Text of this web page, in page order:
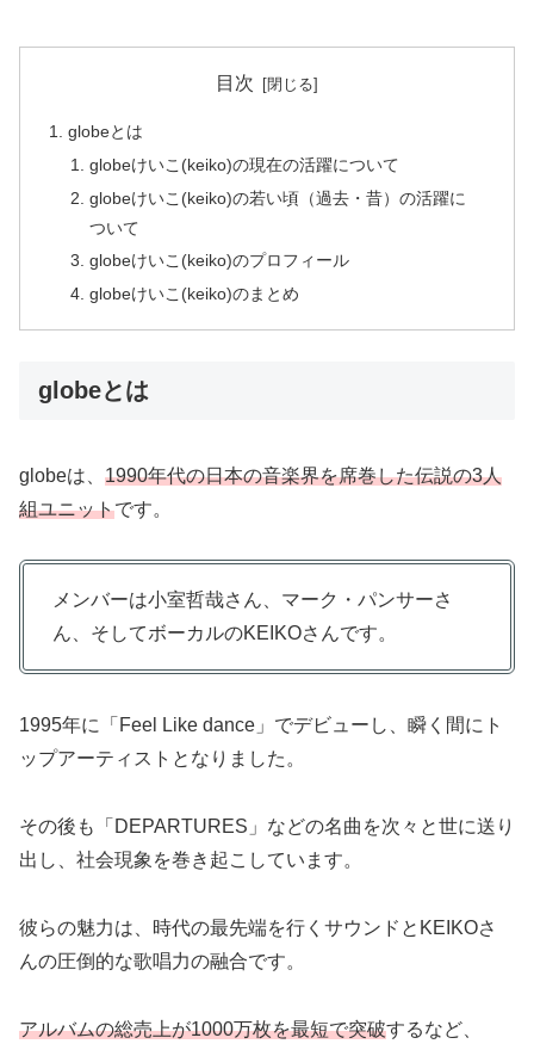
目次
globeとは
globeけいこ(keiko)の現在の活躍について
globeけいこ(keiko)の若い頃（過去・昔）の活躍に
ついて
globeけいこ(keiko)のプロフィール
globeけいこ(keiko)のまとめ
globeとは
globeは、 1990年代の日本の音楽界を席巻した伝説の3人
組ユニットです。
メンバーは小室哲哉さん、マーク・パンサーさ
ん、そしてボーカルのKEIKOさんです。
1995年に「Feel Like dance」でデビューし、瞬く間にト
ップアーティストとなりました。
その後も「DEPARTURES」などの名曲を次々と世に送り
出し、社会現象を巻き起こしています。
彼らの魅力は、時代の最先端を行くサウンドとKEIKOさ
んの圧倒的な歌唱力の融合です。
アルバムの総売上が1000万枚を最短で突破するなど、